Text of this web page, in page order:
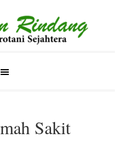
Sakit